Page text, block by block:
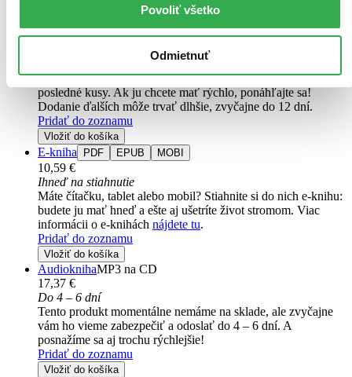
Povoliť všetko
Odmietnuť
Lola. Kájovi je třináct a začíná mít rodičů dost...
Knihabrožovaná väzba
Túto knihu máme síce aktuálne na sklade, máme však už iba
posledné kusy. Ak ju chcete mať rýchlo, ponáhľajte sa!
Dodanie ďalších môže trvať dlhšie, zvyčajne do 12 dní.
Pridať do zoznamu
Vložiť do košíka
E-kniha PDF EPUB MOBI
10,59 €
Ihneď na stiahnutie
Máte čítačku, tablet alebo mobil? Stiahnite si do nich e-knihu:
budete ju mať hneď a ešte aj ušetríte život stromom. Viac
informácii o e-knihách nájdete tu.
Pridať do zoznamu
Vložiť do košíka
AudioknihaMP3 na CD
17,37 €
Do 4 – 6 dní
Tento produkt momentálne nemáme na sklade, ale zvyčajne
vám ho vieme zabezpečiť a odoslať do 4 – 6 dní. A
posnažíme sa aj trochu rýchlejšie!
Pridať do zoznamu
Vložiť do košíka